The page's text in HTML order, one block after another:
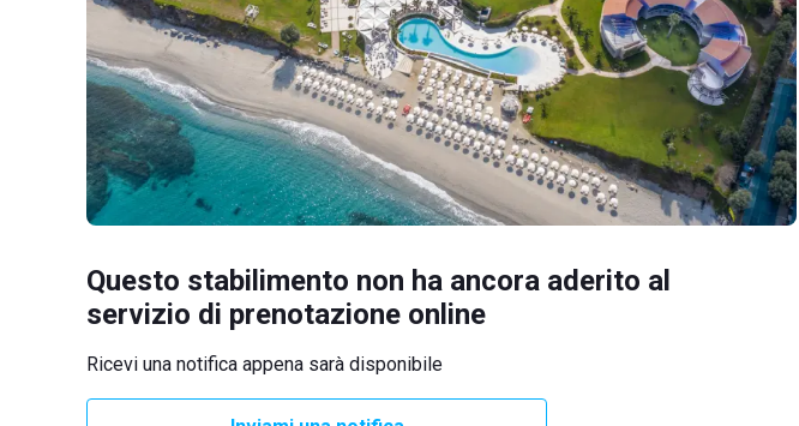
Questo stabilimento non ha ancora aderito al
servizio di prenotazione online
Ricevi una notifica appena sarà disponibile